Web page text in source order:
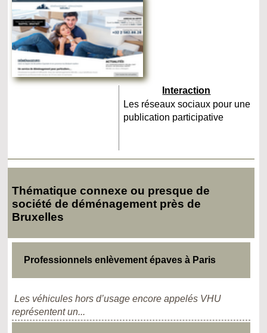
Interaction
Les réseaux sociaux pour une
publication participative
Thématique connexe ou presque de
société de déménagement près de
Bruxelles
Professionnels enlèvement épaves à Paris
Les véhicules hors d’usage encore appelés VHU
représentent un...